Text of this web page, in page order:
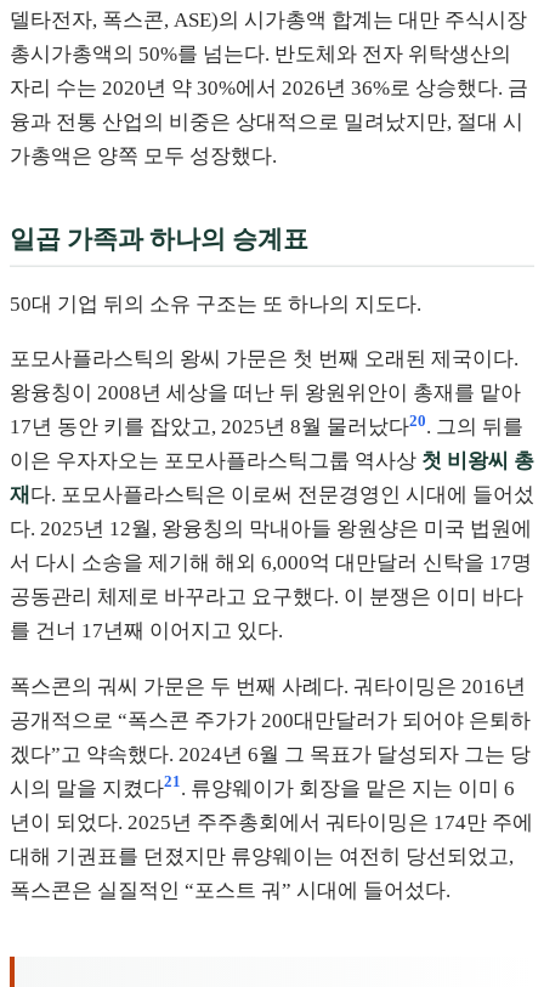
델타전자, 폭스콘, ASE)의 시가총액 합계는 대만 주식시장
총시가총액의 50%를 넘는다. 반도체와 전자 위탁생산의
자리 수는 2020년 약 30%에서 2026년 36%로 상승했다. 금
융과 전통 산업의 비중은 상대적으로 밀려났지만, 절대 시
가총액은 양쪽 모두 성장했다.
일곱 가족과 하나의 승계표
50대 기업 뒤의 소유 구조는 또 하나의 지도다.
포모사플라스틱의 왕씨 가문은 첫 번째 오래된 제국이다.
왕융칭이 2008년 세상을 떠난 뒤 왕원위안이 총재를 맡아
17년 동안 키를 잡았고, 2025년 8월 물러났다20. 그의 뒤를
이은 우자자오는 포모사플라스틱그룹 역사상 첫 비왕씨 총
재 다. 포모사플라스틱은 이로써 전문경영인 시대에 들어섰
다. 2025년 12월, 왕융칭의 막내아들 왕원샹은 미국 법원에
서 다시 소송을 제기해 해외 6,000억 대만달러 신탁을 17명
공동관리 체제로 바꾸라고 요구했다. 이 분쟁은 이미 바다
를 건너 17년째 이어지고 있다.
폭스콘의 궈씨 가문은 두 번째 사례다. 궈타이밍은 2016년
공개적으로 “폭스콘 주가가 200대만달러가 되어야 은퇴하
겠다”고 약속했다. 2024년 6월 그 목표가 달성되자 그는 당
시의 말을 지켰다21. 류양웨이가 회장을 맡은 지는 이미 6
년이 되었다. 2025년 주주총회에서 궈타이밍은 174만 주에
대해 기권표를 던졌지만 류양웨이는 여전히 당선되었고,
폭스콘은 실질적인 “포스트 궈” 시대에 들어섰다.